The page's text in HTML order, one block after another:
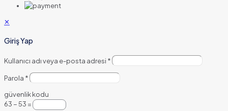
✕
Giriş Yap
Kullanıcı adı veya e-posta adresi *
Parola *
güvenlik kodu
63 − 53 =